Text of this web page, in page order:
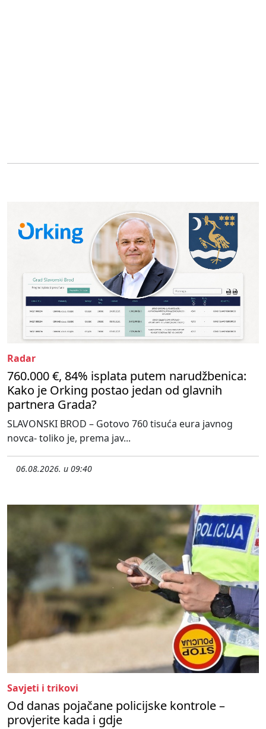
Radar
760.000 €, 84% isplata putem narudžbenica:
Kako je Orking postao jedan od glavnih
partnera Grada?
SLAVONSKI BROD – Gotovo 760 tisuća eura javnog
novca- toliko je, prema jav...
06.08.2026. u 09:40
Savjeti i trikovi
Od danas pojačane policijske kontrole –
provjerite kada i gdje